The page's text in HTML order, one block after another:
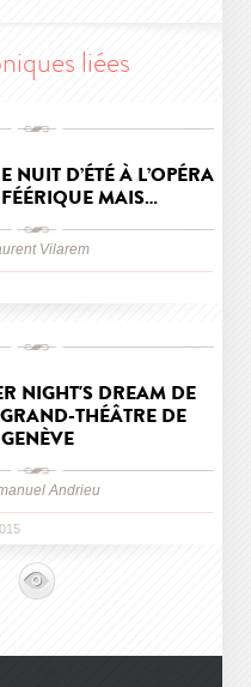
liées
NUIT D’ÉTÉ À L’OPÉRA
MAIS…
Vilarem
NIGHT'S DREAM DE
THÉÂTRE DE
GENÈVE
Andrieu